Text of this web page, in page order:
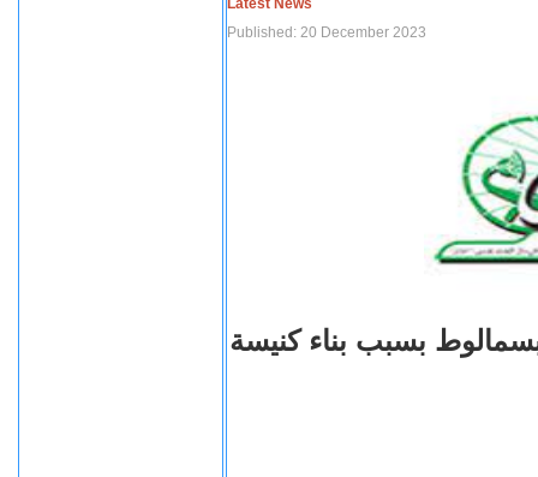
Latest News
Published: 20 December 2023
بسبب بناء كنيسة